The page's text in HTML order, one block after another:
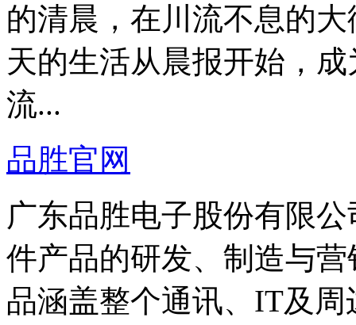
的清晨，在川流不息的
天的生活从晨报开始，
流...
品胜官网
广东品胜电子股份有限
件产品的研发、制造与
品涵盖整个通讯、IT及